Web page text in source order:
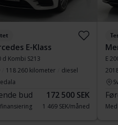
E-Klass
d Kombi S213
118 260 kilometer
diesel
bud 172 500 SEK
1 469 SEK/måned
E